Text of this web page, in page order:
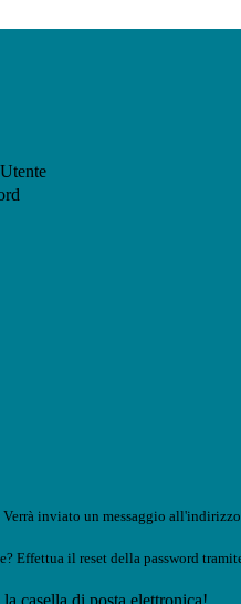
Verrà inviato un messaggio
Effettua il reset della password